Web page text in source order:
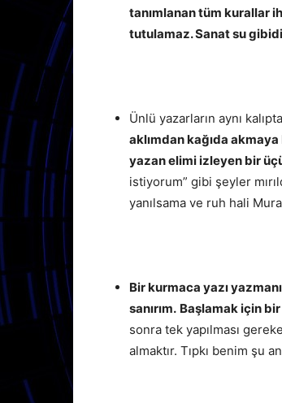
tanımlanan tüm kurallar
tutulamaz. Sanat su
Ünlü yazarların aynı
aklımdan kağıda
yazan elimi izleyen bir
istiyorum” gibi şeyler
yanılsama ve ruh hali
Bir kurmaca yazı
sanırım. Başlamak için
sonra tek yapılması
almaktır. Tıpkı benim şu